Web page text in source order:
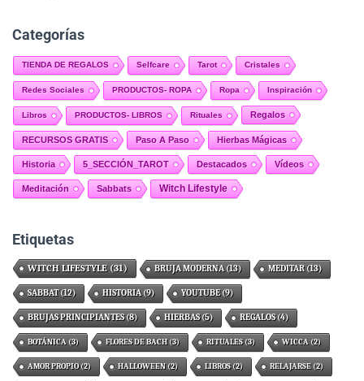
Categorías
TIENDA DE REGALOS Selfcare Tarot Cristales
Redes Sociales PRODUCTOS- ROPA Ropa Inspiración
Libros PRODUCTOS- LIBROS Rituales Regalos
RECURSOS GRATIS Paso A Paso Hierbas Mágicas
Historia 5_SECCIÓN_TAROT Destacados Vídeos
Meditación Sabbats Witch Lifestyle
Etiquetas
WITCH LIFESTYLE(31) BRUJA MODERNA(13) MEDITAR(13)
SABBAT(12) HISTORIA(9) YOUTUBE(9)
BRUJAS PRINCIPIANTES(8) HIERBAS(5) REGALOS(4)
BOTÁNICA (3) FLORES DE BACH(3) RITUALES(3) WICCA (2)
AMOR PROPIO(2) HALLOWEEN(2) LIBROS(2) RELAJARSE(2)